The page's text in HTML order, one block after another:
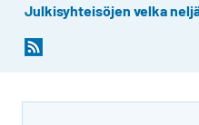
Julkisyhteisöjen velka